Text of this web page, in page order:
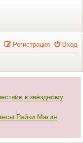
Вход
Регистрация
к звёздному
Рейки Магия